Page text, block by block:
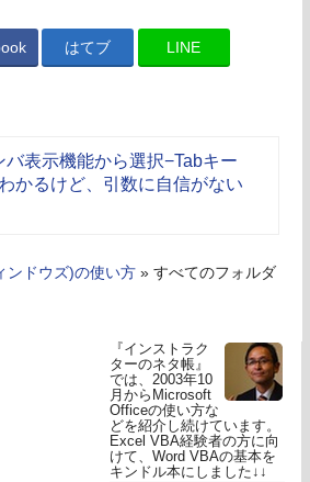
はてブ LINE
バ表示機能から選択−Tabキー
かるけど、引数に自信がない
ンドウズ)の使い方 » すべてのフォルダ
『インストラク
ターのネタ帳』
では、2003年10
月からMicrosoft
Officeの使い方な
どを紹介し続けています。
Excel VBA経験者の方に向
けて、Word VBAの基本を
キンドル本にしました↓↓